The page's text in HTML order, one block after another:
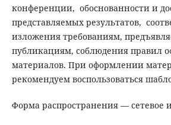
конференции, обоснованности и
представляемых результатов,
изложения требованиям,
публикациям, соблюдения правил
материалов. При оформлении
рекомендуем воспользоваться
Форма распространения — сетевое